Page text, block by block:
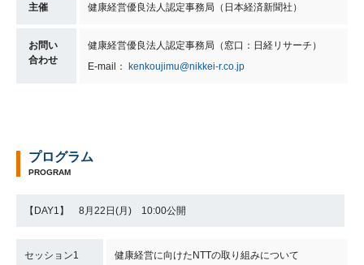
主催 健康経営優良法人認定事務局（日本経済新聞社）
お問い
合わせ
健康経営優良法人認定事務局（窓口：日経リサーチ）
E-mail： kenkoujimu@nikkei-r.co.jp
プログラム
PROGRAM
【DAY1】 8月22日(月) 10:00公開
セッション1 健康経営に向けたNTTの取り組みについて